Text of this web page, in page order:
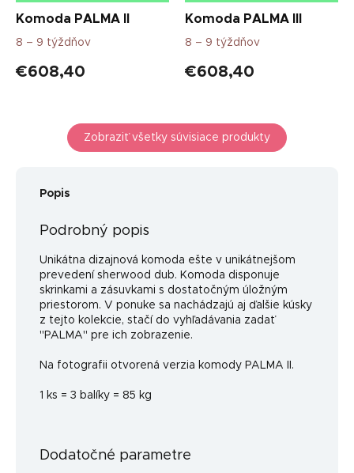
Komoda PALMA II
8 – 9 týždňov
€608,40
Komoda PALMA III
8 – 9 týždňov
€608,40
Zobraziť všetky súvisiace produkty
Popis
Podrobný popis
Unikátna dizajnová komoda ešte v unikátnejšom
prevedení sherwood dub. Komoda disponuje
skrinkami a zásuvkami s dostatočným úložným
priestorom. V ponuke sa nachádzajú aj ďalšie kúsky
z tejto kolekcie, stačí do vyhľadávania zadať
"PALMA" pre ich zobrazenie.
Na fotografii otvorená verzia komody PALMA II.
1 ks = 3 balíky = 85 kg
Dodatočné parametre